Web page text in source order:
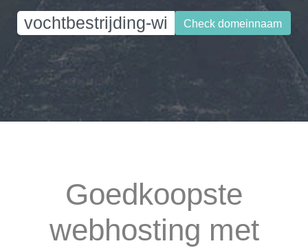
Check domeinnaam
Goedkoopste
webhosting met